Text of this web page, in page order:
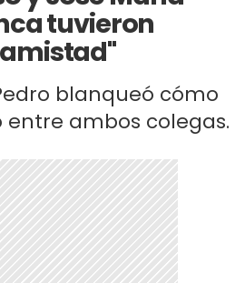
tuvieron
blanqueó cómo
ambos colegas.